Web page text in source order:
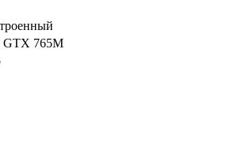
GTX 765M